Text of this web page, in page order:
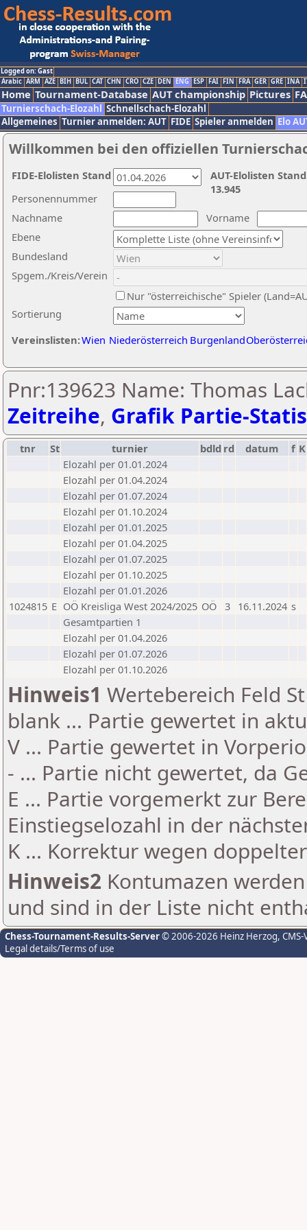
Logged on: Gast
Arabic ARM AZE BIH BUL CAT CHN CRO CZE DEN ENG ESP FAI FIN FRA GER GRE INA
Home Tournament-Database AUT championship Pictures
Turnierschach-Elozahl Schnellschach-Elozahl
Allgemeines Turnier anmelden: AUT FIDE Spieler anmelden Elo
Willkommen bei den offiziellen
Nachname
Vorname
Ebene
Sortierung
Personennummer
Bundesland
Spgem./Kreis/Verein
Nur "österreichische" Spieler
Vereinslisten:Wien Niederösterreich Burgenland
AUT-Elolisten
13.945
FIDE-Elolisten Stand
Pnr:139623 Name: Thomas
Zeitreihe, Grafik Partie-
tnr St turnier bdld rd datum f K
Elozahl per 01.01.2024
Elozahl per 01.04.2024
Elozahl per 01.07.2024
Elozahl per 01.10.2024
Elozahl per 01.01.2025
Elozahl per 01.04.2025
Elozahl per 01.07.2025
Elozahl per 01.10.2025
Elozahl per 01.01.2026
1024815 E OÖ Kreisliga West 2024/2025 OÖ 3 16.11.2024 s
Gesamtpartien 1
Elozahl per 01.04.2026
Elozahl per 01.07.2026
Elozahl per 01.10.2026
Hinweis1 Wertebereich Feld
blank ... Partie gewertet in
V ... Partie gewertet in
- ... Partie nicht gewertet, da
E ... Partie vorgemerkt zur
Einstiegselozahl in der
K ... Korrektur wegen
Hinweis2 Kontumazen
und sind in der Liste nicht
Chess-Tournament-Results-Server© 2006-2026 Heinz Herzog,
Legal details/Terms of use